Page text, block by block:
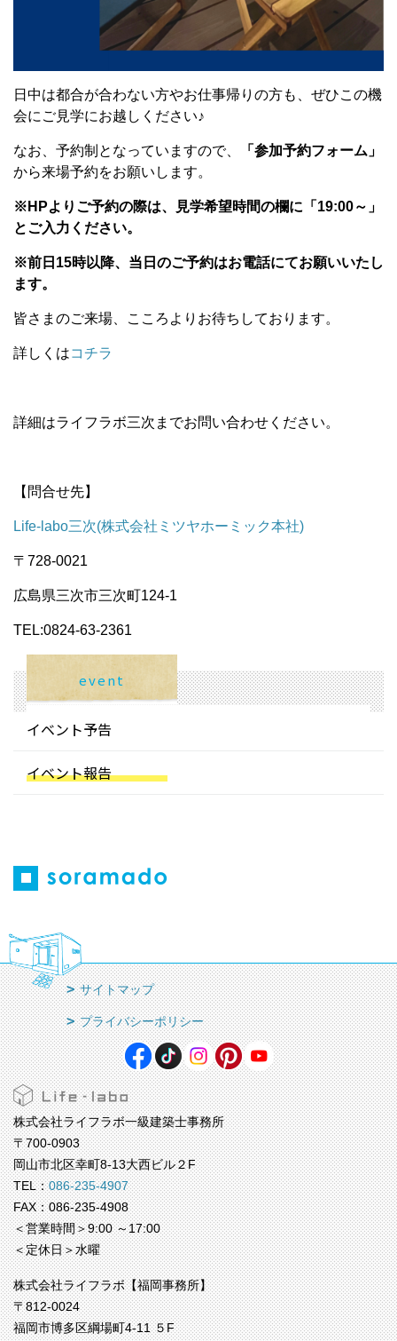
日中は都合が合わない方やお仕事帰りの方も、ぜひこの機
会にご見学にお越しください♪
なお、予約制となっていますので、
「参加予約フォーム」
から来場予約をお願いします。
※HPよりご予約の際は、見学希望時間の欄に「19:00～」
とご入力ください。
※前日15時以降、当日のご予約はお電話にてお願いいたし
ます。
皆さまのご来場、こころよりお待ちしております。
詳しくはコチラ
詳細はライフラボ三次までお問い合わせください。
【問合せ先】
Life-labo三次(株式会社ミツヤホーミック本社)
〒728-0021
広島県三次市三次町124-1
TEL:0824-63-2361
event
イベント予告
イベント報告
サイトマップ
プライバシーポリシー
株式会社ライフラボ一級建築士事務所
〒700-0903
岡山市北区幸町8-13大西ビル２F
TEL：086-235-4907
FAX：086-235-4908
＜営業時間＞9:00 ～17:00
＜定休日＞水曜
株式会社ライフラボ【福岡事務所】
〒812-0024
福岡市博多区綱場町4-11 ５F